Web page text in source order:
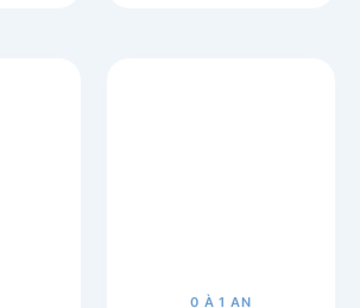
0 À 1 AN